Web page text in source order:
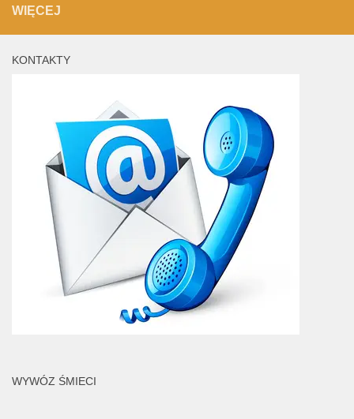
WIĘCEJ
KONTAKTY
WYWÓZ ŚMIECI